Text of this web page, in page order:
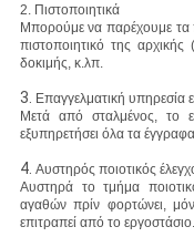
2. Πιστοποιητικά
Μπορούμε να παρέχουμε τα
πιστοποιητικό της
δοκιμής, κ.λπ.
3. Επαγγελματική υπηρεσία
Μετά από σταλμένος, το
εξυπηρετήσει όλα τα
4. Αυστηρός ποιοτικός
Αυστηρά το τμήμα
αγαθών πρίν φορτώνει,
επιτραπεί από το εργοστάσιο.